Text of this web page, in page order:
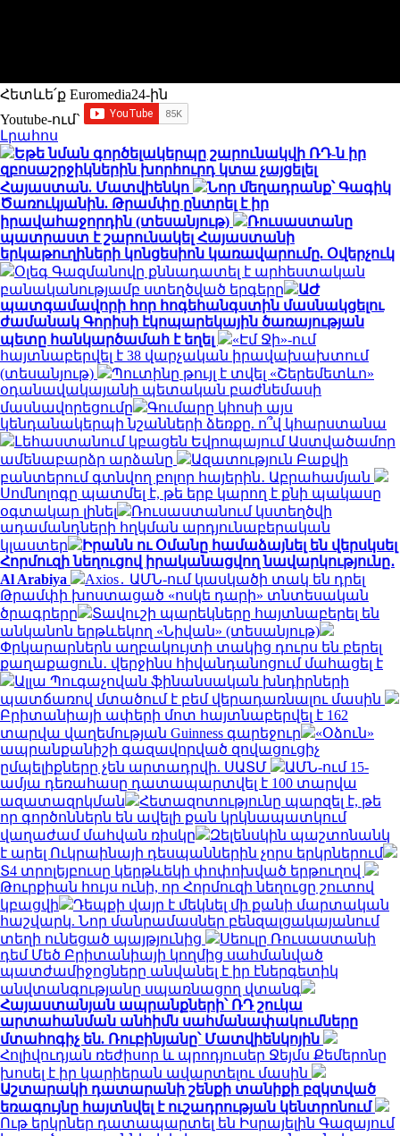
Հետևե՛ք Euromedia24-ին
Youtube-ում`
Լրահոս
Եթե նման գործելակերպը շարունակվի ՌԴ-ն իր
զբոսաշրջիկներին խորհուրդ կտա չայցելել
Հայաստան. Մատվիենկո
Նոր մեղադրանք՝ Գագիկ
Ծառուկյանին. Թրամփը ընտրել է իր
իրավահաջորդին (տեսանյութ)
Ռուսաստանը
պատրաստ է շարունակել Հայաստանի
երկաթուղիների կոնցեսիոն կառավարումը. Օվերչուկ
Օլեգ Գազմանովը քննադատել է արհեստական
բանականությամբ ստեղծված երգերը
ԱԺ
պատգամավորի հոր հոգեհանգստին մասնակցելու
ժամանակ Գորիսի էկոպարեկային ծառայության
պետը հանկարծամահ է եղել
«Էմ Ջի»-ում
հայտնաբերվել է 38 վարչական իրավախախտում
(տեսանյութ)
Պուտինը թույլ է տվել «Շերեմետևո»
օդանավակայանի պետական բաժնեմասի
մասնավորեցումը
Գումարը կհոսի այս
կենդանակերպի նշանների ձեռքը. ո՞վ կհարստանա
Լեհաստանում կբացեն Եվրոպայում Աստվածամոր
ամենաբարձր արձանը
Ազատություն Բաքվի
բանտերում գտնվող բոլոր հայերին․ Աբրահամյան
Սոմնոլոգը պատմել է, թե երբ կարող է քնի պակասը
օգտակար լինել
Ռուսաստանում կստեղծվի
ադամանդների հղկման արդյունաբերական
կլաստեր
Իրանն ու Օմանը համաձայնել են վերսկսել
Հորմուզի նեղուցով իրականացվող նավարկությունը․
Al Arabiya
Axios․ ԱՄՆ-ում կասկածի տակ են դրել
Թրամփի խոստացած «ոսկե դարի» տնտեսական
ծրագրերը
Տավուշի պարեկները հայտնաբերել են
անկանոն երթևեկող «Նիվան» (տեսանյութ)
Փրկարարներն աղբակույտի տակից դուրս են բերել
քաղաքացուն․ վերջինս հիվանդանոցում մահացել է
Ալլա Պուգաչովան ֆինանսական խնդիրների
պատճառով մտածում է բեմ վերադառնալու մասին
Բրիտանիայի ափերի մոտ հայտնաբերվել է 162
տարվա վաղեմության Guinness գարեջուր
«Օձուն»
ապրանքանիշի գազավորված զովացուցիչ
ըմպելիքները չեն արտադրվի. ՍԱՏՄ
ԱՄՆ-ում 15-
ամյա դեռահասը դատապարտվել է 100 տարվա
ազատազրկման
Հետազոտությունը պարզել է, թե
որ գործոններն են ավելի քան կրկնապատկում
վաղաժամ մահվան ռիսկը
Զելենսկին պաշտոնանկ
է արել Ուկրաինայի դեսպաններին չորս երկրներում
Տ4 տրոլեյբուսը կերթևեկի փոփոխված երթուղով
Թուրքիան հույս ունի, որ Հորմուզի նեղուցը շուտով
կբացվի
Դեպքի վայր է մեկնել մի քանի մարտական
հաշվարկ. Նոր մանրամասներ բենզալցակայանում
տեղի ունեցած պայթյունից
Սեուլը Ռուսաստանի
դեմ Մեծ Բրիտանիայի կողմից սահմանված
պատժամիջոցները անվանել է իր էներգետիկ
անվտանգությանը սպառնացող վտանգ
Հայաստանյան ապրանքների՝ ՌԴ շուկա
արտահանման անհիմն սահմանափակումները
մտահոգիչ են. Ռուբինյանը՝ Մատվիենկոյին
Հոլիվուդյան ռեժիսոր և պրոդյուսեր Ջեյմս Քեմերոնը
խոսել է իր կարիերան ավարտելու մասին
Աշտարակի դատարանի շենքի տանիքի բզկտված
եռագույնը հայտնվել է ուշադրության կենտրոնում
Ութ երկրներ դատապարտել են Իսրայելին Գազայում